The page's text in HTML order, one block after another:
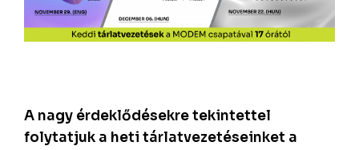
A nagy érdeklődésekre tekintettel
folytatjuk a heti tárlatvezetéseinket a